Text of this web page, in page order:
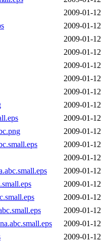
2009-01-12
2009-01-12
2009-01-12
2009-01-12
2009-01-12
2009-01-12
2009-01-12
2009-01-12
2009-01-12
2009-01-12
2009-01-12
2009-01-12
2009-01-12
2009-01-12
2009-01-12
2009-01-12
2009-01-12
2009-01-12